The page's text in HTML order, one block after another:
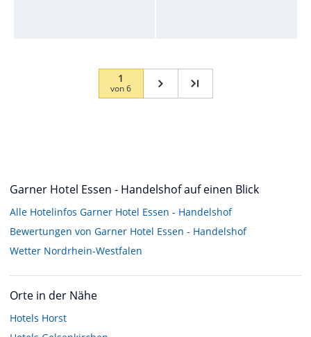
1
von6
Garner Hotel Essen - Handelshof auf einen Blick
Alle Hotelinfos Garner Hotel Essen - Handelshof
Bewertungen von Garner Hotel Essen - Handelshof
Wetter Nordrhein-Westfalen
Orte in der Nähe
Hotels Horst